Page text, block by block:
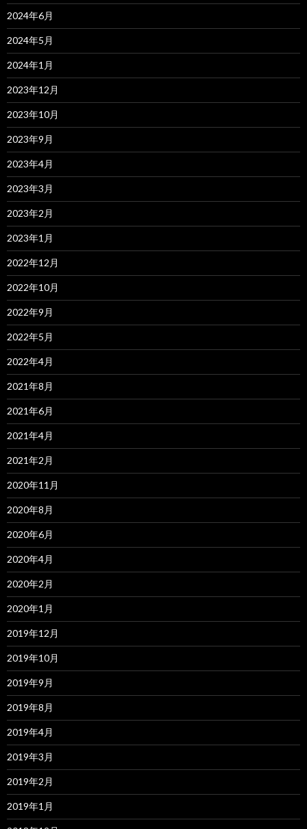
2024年6月
2024年5月
2024年1月
2023年12月
2023年10月
2023年9月
2023年4月
2023年3月
2023年2月
2023年1月
2022年12月
2022年10月
2022年9月
2022年5月
2022年4月
2021年8月
2021年6月
2021年4月
2021年2月
2020年11月
2020年8月
2020年6月
2020年4月
2020年2月
2020年1月
2019年12月
2019年10月
2019年9月
2019年8月
2019年4月
2019年3月
2019年2月
2019年1月